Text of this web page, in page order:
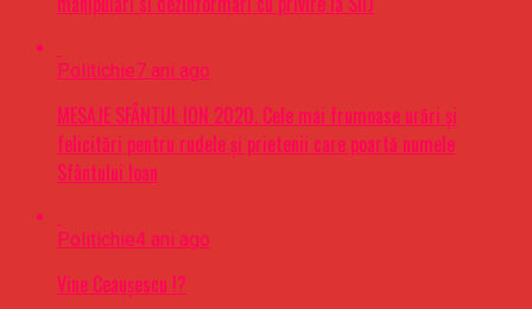
Politichie7 ani ago
MESAJE SFÂNTUL ION 2020. Cele mai frumoase urări şi
felicitări pentru rudele şi prietenii care poartă numele
Sfântului Ioan
Politichie4 ani ago
Vine Ceaușescu !?